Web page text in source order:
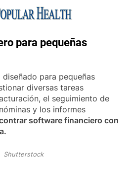
Health
para pequeñas
para pequeñas
diversas tareas
el seguimiento de
y los informes
software financiero con
Shutterstock